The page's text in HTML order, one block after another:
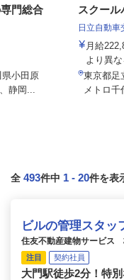
門総合
小田原
静岡...
スクー
日立自動車
月給
より異な
東京都足
メトロ千
全 493件中 1 - 20件を表
ビルの管理スタッ
住友不動産建物サービス
注目 契約社員
大門駅徒歩2分！特